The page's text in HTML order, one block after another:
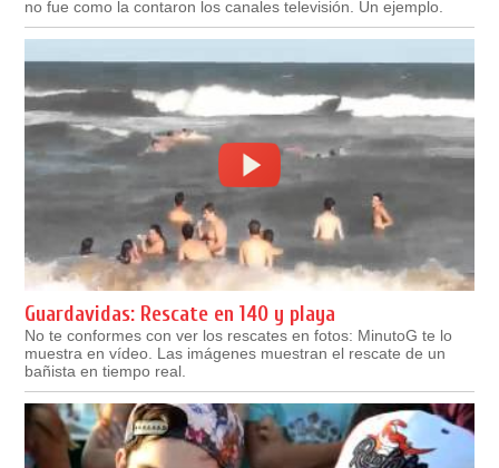
no fue como la contaron los canales televisión. Un ejemplo.
Guardavidas: Rescate en 140 y playa
No te conformes con ver los rescates en fotos: MinutoG te lo
muestra en vídeo. Las imágenes muestran el rescate de un
bañista en tiempo real.